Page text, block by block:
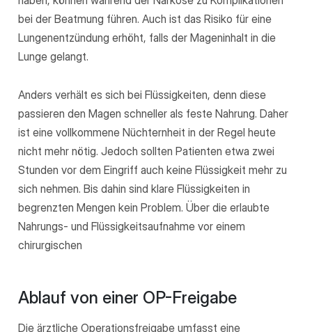
bei der Beatmung führen. Auch ist das Risiko für eine
Lungenentzündung erhöht, falls der Mageninhalt in die
Lunge gelangt.
Anders verhält es sich bei Flüssigkeiten, denn diese
passieren den Magen schneller als feste Nahrung. Daher
ist eine vollkommene Nüchternheit in der Regel heute
nicht mehr nötig. Jedoch sollten Patienten etwa zwei
Stunden vor dem Eingriff auch keine Flüssigkeit mehr zu
sich nehmen. Bis dahin sind klare Flüssigkeiten in
begrenzten Mengen kein Problem. Über die erlaubte
Nahrungs- und Flüssigkeitsaufnahme vor einem
chirurgischen
Ablauf von einer OP-Freigabe
Die ärztliche Operationsfreigabe umfasst eine